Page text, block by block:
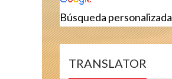
Búsqueda personalizada
TRANSLATOR